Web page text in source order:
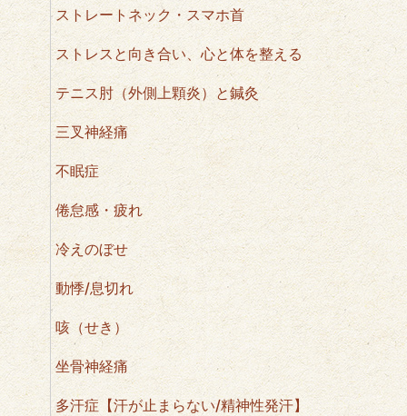
ストレートネック・スマホ首
ストレスと向き合い、心と体を整える
テニス肘（外側上顆炎）と鍼灸
三叉神経痛
不眠症
倦怠感・疲れ
冷えのぼせ
動悸/息切れ
咳（せき）
坐骨神経痛
多汗症【汗が止まらない/精神性発汗】